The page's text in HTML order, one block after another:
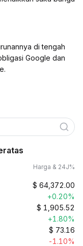
di tengah
Google dan
Harga & 24J%
$ 64,372.00
+0.20%
$ 1,905.52
+1.80%
$ 73.16
-1.10%